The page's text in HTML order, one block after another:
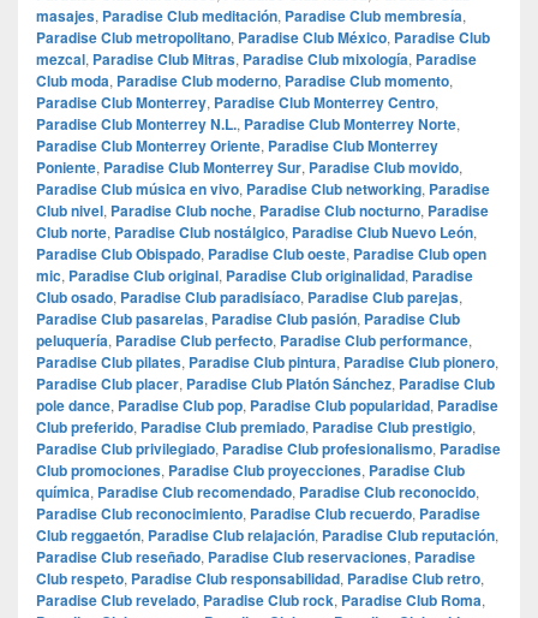
masajes, Paradise Club meditación, Paradise Club membresía,
Paradise Club metropolitano, Paradise Club México, Paradise Club
mezcal, Paradise Club Mitras, Paradise Club mixología, Paradise
Club moda, Paradise Club moderno, Paradise Club momento,
Paradise Club Monterrey, Paradise Club Monterrey Centro,
Paradise Club Monterrey N.L., Paradise Club Monterrey Norte,
Paradise Club Monterrey Oriente, Paradise Club Monterrey
Poniente, Paradise Club Monterrey Sur, Paradise Club movido,
Paradise Club música en vivo, Paradise Club networking, Paradise
Club nivel, Paradise Club noche, Paradise Club nocturno, Paradise
Club norte, Paradise Club nostálgico, Paradise Club Nuevo León,
Paradise Club Obispado, Paradise Club oeste, Paradise Club open
mic, Paradise Club original, Paradise Club originalidad, Paradise
Club osado, Paradise Club paradisíaco, Paradise Club parejas,
Paradise Club pasarelas, Paradise Club pasión, Paradise Club
peluquería, Paradise Club perfecto, Paradise Club performance,
Paradise Club pilates, Paradise Club pintura, Paradise Club pionero,
Paradise Club placer, Paradise Club Platón Sánchez, Paradise Club
pole dance, Paradise Club pop, Paradise Club popularidad, Paradise
Club preferido, Paradise Club premiado, Paradise Club prestigio,
Paradise Club privilegiado, Paradise Club profesionalismo, Paradise
Club promociones, Paradise Club proyecciones, Paradise Club
química, Paradise Club recomendado, Paradise Club reconocido,
Paradise Club reconocimiento, Paradise Club recuerdo, Paradise
Club reggaetón, Paradise Club relajación, Paradise Club reputación,
Paradise Club reseñado, Paradise Club reservaciones, Paradise
Club respeto, Paradise Club responsabilidad, Paradise Club retro,
Paradise Club revelado, Paradise Club rock, Paradise Club Roma,